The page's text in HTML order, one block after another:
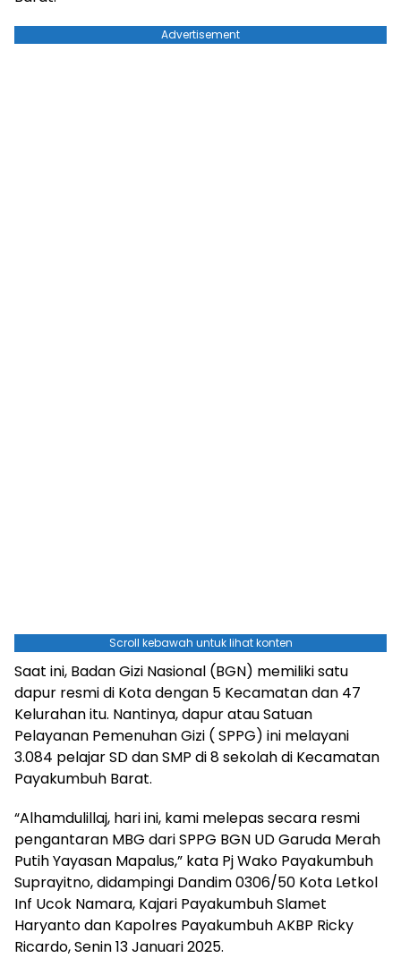
Advertisement
Scroll kebawah untuk lihat konten
Saat ini, Badan Gizi Nasional (BGN) memiliki satu
dapur resmi di Kota dengan 5 Kecamatan dan 47
Kelurahan itu. Nantinya, dapur atau Satuan
Pelayanan Pemenuhan Gizi ( SPPG) ini melayani
3.084 pelajar SD dan SMP di 8 sekolah di Kecamatan
Payakumbuh Barat.
“Alhamdulillaj, hari ini, kami melepas secara resmi
pengantaran MBG dari SPPG BGN UD Garuda Merah
Putih Yayasan Mapalus,” kata Pj Wako Payakumbuh
Suprayitno, didampingi Dandim 0306/50 Kota Letkol
Inf Ucok Namara, Kajari Payakumbuh Slamet
Haryanto dan Kapolres Payakumbuh AKBP Ricky
Ricardo, Senin 13 Januari 2025.